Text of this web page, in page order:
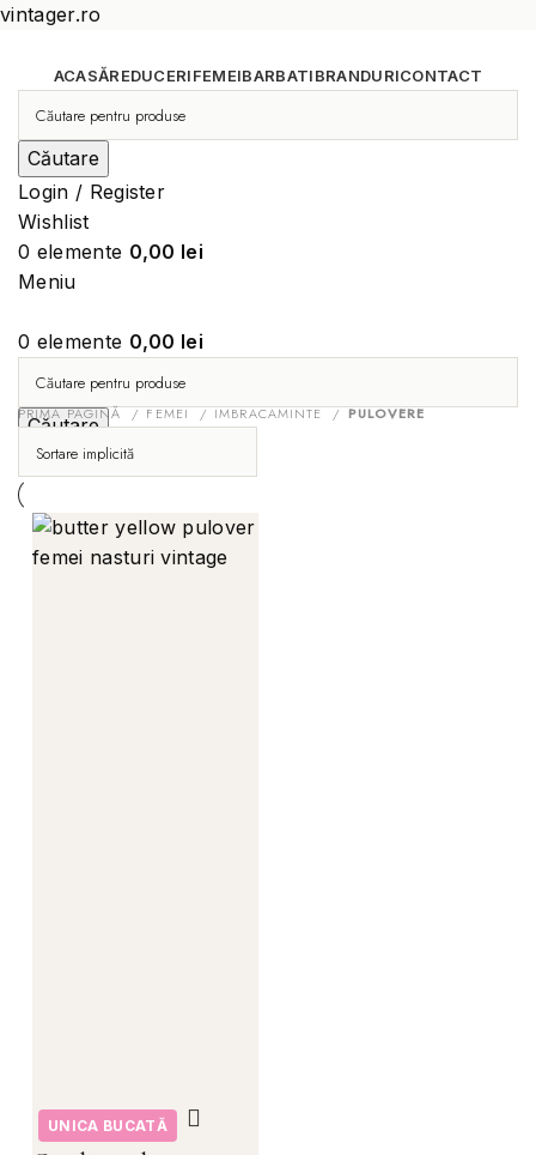
vintager.ro
ACASĂREDUCERIFEMEIBARBATIBRANDURICONTACT
Căutare
Login / Register
Wishlist
0 elemente 0,00 lei
Meniu
0 elemente 0,00 lei
Căutare
PRIMA PAGINĂ FEMEI IMBRACAMINTE PULOVERE
UNICA BUCATĂ